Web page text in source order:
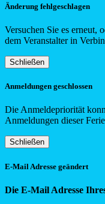
Änderung fehlgeschlagen
Versuchen Sie es erneut,
dem Veranstalter in
Schließen
Anmeldungen geschlossen
Die Anmeldepriorität
Anmeldungen dieser
Schließen
E-Mail Adresse geändert
Die E-Mail Adresse